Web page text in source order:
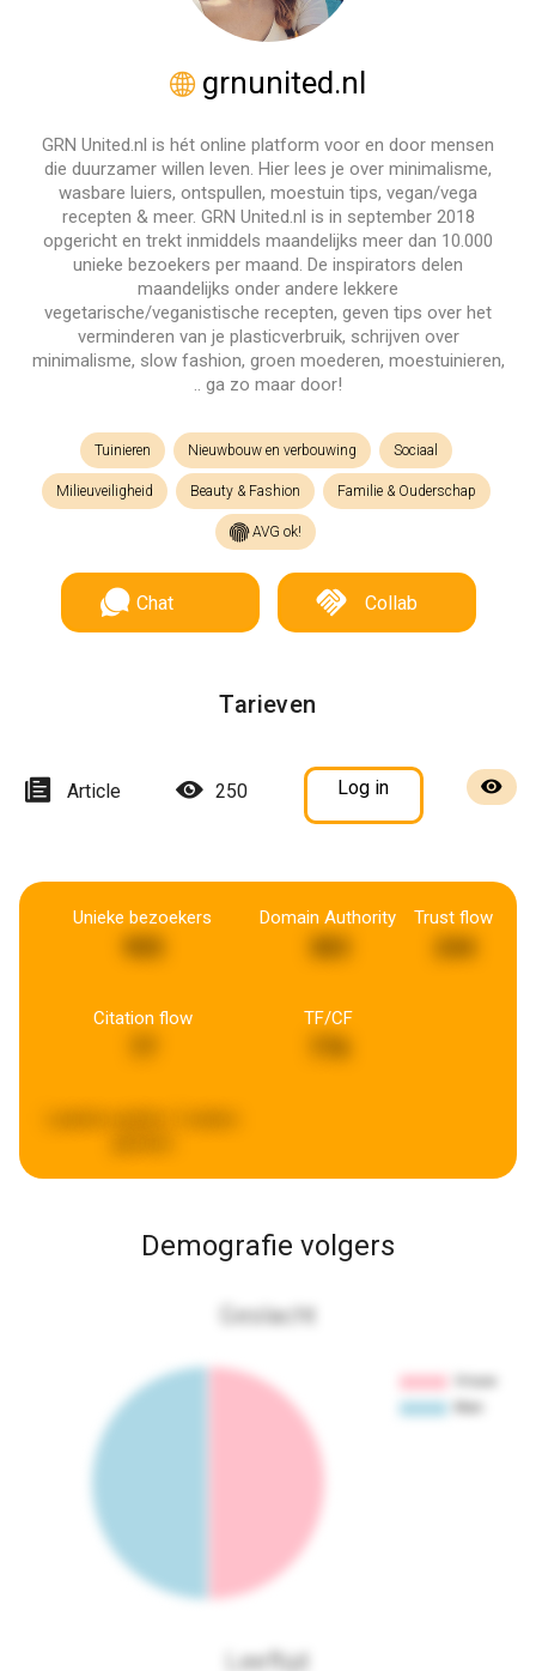
grnunited.nl
GRN United.nl is hét online platform voor en door mensen
die duurzamer willen leven. Hier lees je over minimalisme,
wasbare luiers, ontspullen, moestuin tips, vegan/vega
recepten & meer. GRN United.nl is in september 2018
opgericht en trekt inmiddels maandelijks meer dan 10.000
unieke bezoekers per maand. De inspirators delen
maandelijks onder andere lekkere
vegetarische/veganistische recepten, geven tips over het
verminderen van je plasticverbruik, schrijven over
minimalisme, slow fashion, groen moederen, moestuinieren,
.. ga zo maar door!
Tuinieren Nieuwbouw en verbouwing Sociaal
Milieuveiligheid Beauty & Fashion Familie & Ouderschap
AVG ok!
Chat Collab
Tarieven
Article 250 Log in
Unieke bezoekers Domain Authority Trust flow
244
Citation flow TF/CF
Demografie volgers
Geslacht
Leeftijd